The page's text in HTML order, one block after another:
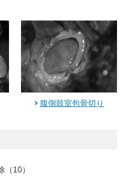
腹側鼓室包骨切り
（10）